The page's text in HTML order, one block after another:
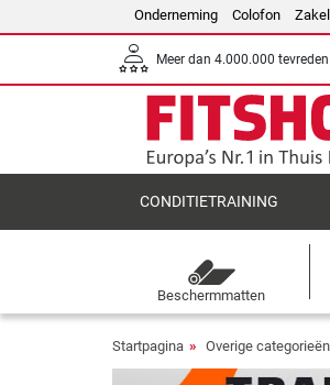
Onderneming Colofon
Meer dan 4.000.000
CONDITIETRAINING
Beschermmatten
Startpagina Overige categorieën